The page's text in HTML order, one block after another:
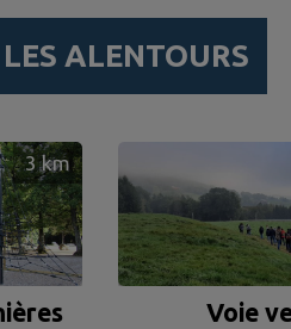
LES ALENTOURS
3 km
Voie